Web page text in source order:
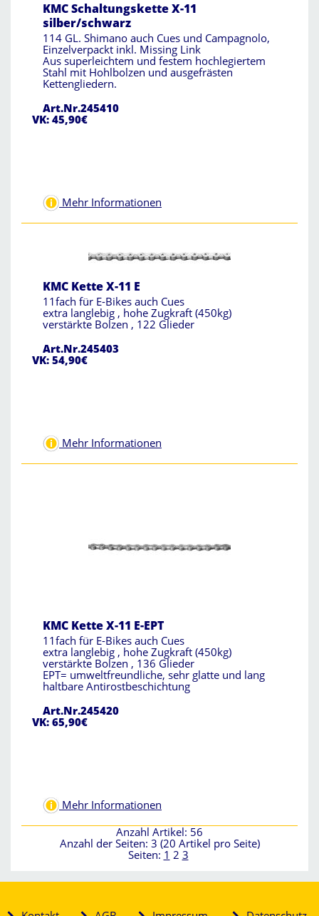
KMC Schaltungskette X-11
silber/schwarz
114 GL. Shimano auch Cues und Campagnolo,
Einzelverpackt inkl. Missing Link
Aus superleichtem und festem hochlegiertem
Stahl mit Hohlbolzen und ausgefrästen
Kettengliedern.
Art.Nr.245410
VK: 45,90€
Mehr Informationen
KMC Kette X-11 E
11fach für E-Bikes auch Cues
extra langlebig , hohe Zugkraft (450kg)
verstärkte Bolzen , 122 Glieder
Art.Nr.245403
VK: 54,90€
Mehr Informationen
KMC Kette X-11 E-EPT
11fach für E-Bikes auch Cues
extra langlebig , hohe Zugkraft (450kg)
verstärkte Bolzen , 136 Glieder
EPT= umweltfreundliche, sehr glatte und lang
haltbare Antirostbeschichtung
Art.Nr.245420
VK: 65,90€
Mehr Informationen
Anzahl Artikel: 56
Anzahl der Seiten: 3 (20 Artikel pro Seite)
Seiten: 1 2 3